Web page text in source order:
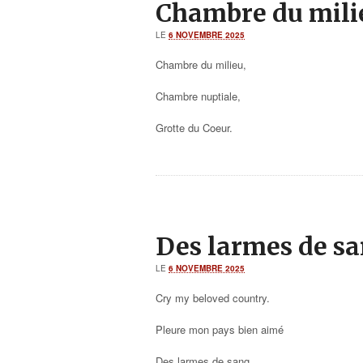
Chambre du
LE 6 NOVEMBRE 2025
Chambre du milieu,
Chambre nuptiale,
Grotte du Coeur.
Des larmes de
LE 6 NOVEMBRE 2025
Cry my beloved country.
Pleure mon pays bien aimé